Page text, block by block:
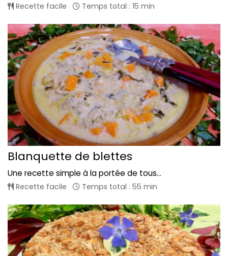
Recette facile Temps total : 15 min
Blanquette de blettes
Une recette simple à la portée de tous...
Recette facile Temps total : 55 min